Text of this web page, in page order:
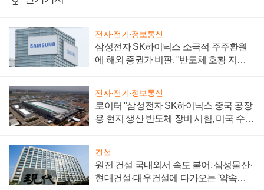
전자·전기·정보통신
삼성전자 SK하이닉스 소극적 주주환원
에 해외 증권가 비판, "반도체 호황 지속
전자·전기·정보통신
로이터 "삼성전자 SK하이닉스 중국 공장
용 현지 생산 반도체 장비 시험, 미국 수출
건설
원전 건설 국내외서 속도 붙어, 삼성물산·
현대건설·대우건설에 다가오는 '약속의